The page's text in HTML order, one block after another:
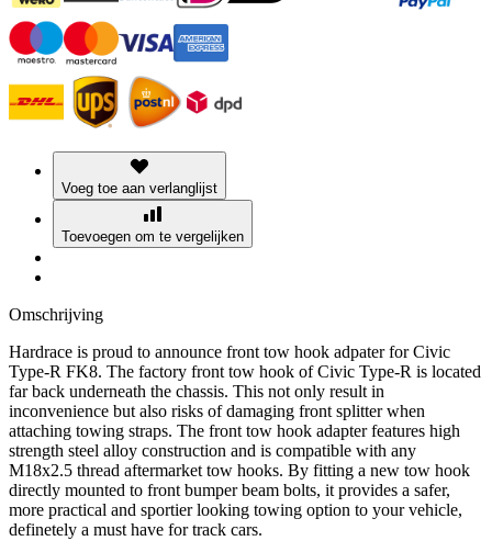
Voeg toe aan verlanglijst
Toevoegen om te vergelijken
Omschrijving
Hardrace is proud to announce front tow hook adpater for Civic
Type-R FK8. The factory front tow hook of Civic Type-R is located
far back underneath the chassis. This not only result in
inconvenience but also risks of damaging front splitter when
attaching towing straps. The front tow hook adapter features high
strength steel alloy construction and is compatible with any
M18x2.5 thread aftermarket tow hooks. By fitting a new tow hook
directly mounted to front bumper beam bolts, it provides a safer,
more practical and sportier looking towing option to your vehicle,
definetely a must have for track cars.